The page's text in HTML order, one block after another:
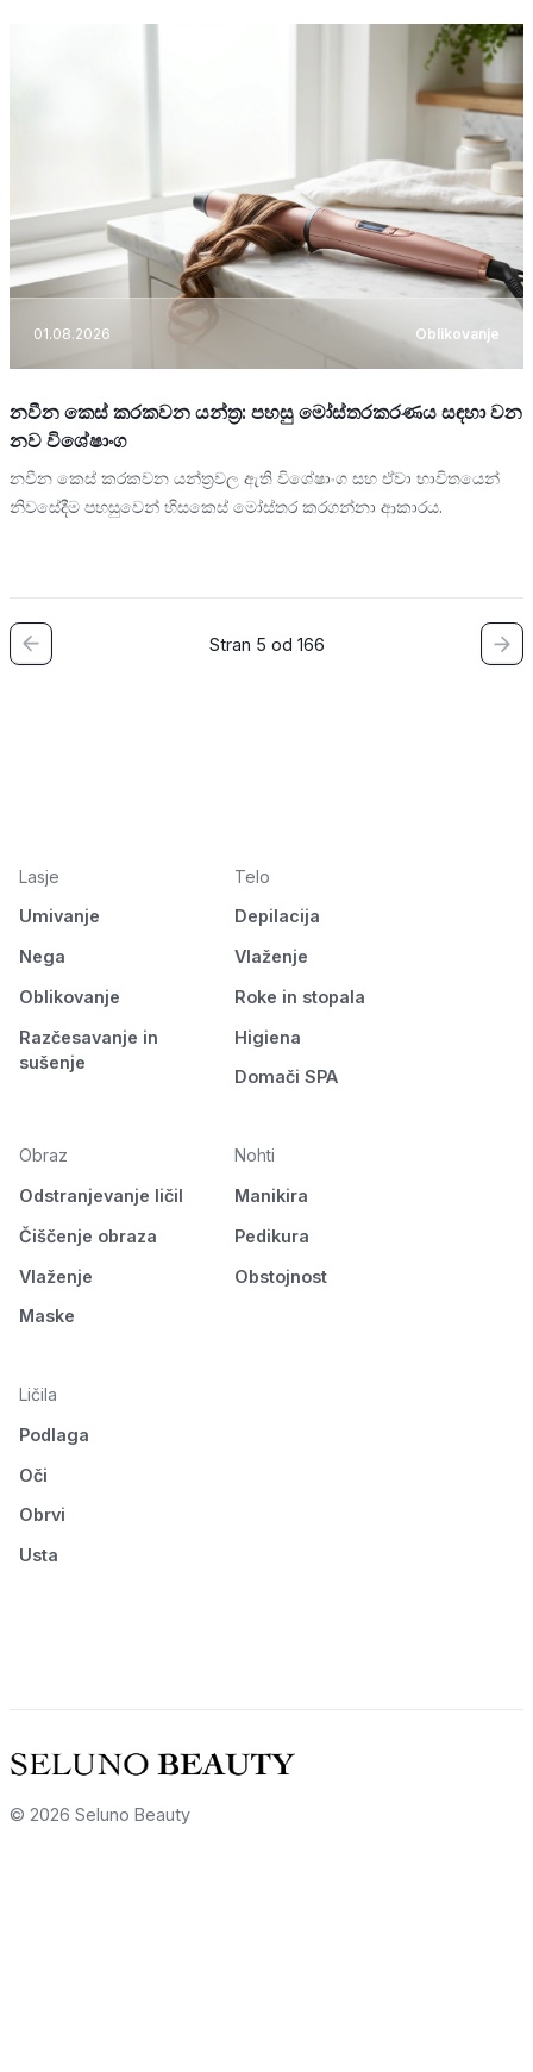
01.08.2026 Oblikovanje
නවීන කෙස් කරකවන යන්ත්‍ර: පහසු මෝස්තරකරණය සඳහා වන
නව විශේෂාංග
නවීන කෙස් කරකවන යන්ත්‍රවල ඇති විශේෂාංග සහ ඒවා භාවිතයෙන්
නිවසේදීම පහසුවෙන් හිසකෙස් මෝස්තර කරගන්නා ආකාරය.
Stran 5 od 166
Lasje
Umivanje
Nega
Oblikovanje
Razčesavanje in
sušenje
Telo
Depilacija
Vlaženje
Roke in stopala
Higiena
Domači SPA
Obraz
Odstranjevanje ličil
Čiščenje obraza
Vlaženje
Maske
Nohti
Manikira
Pedikura
Obstojnost
Ličila
Podlaga
Oči
Obrvi
Usta
© 2026 Seluno Beauty